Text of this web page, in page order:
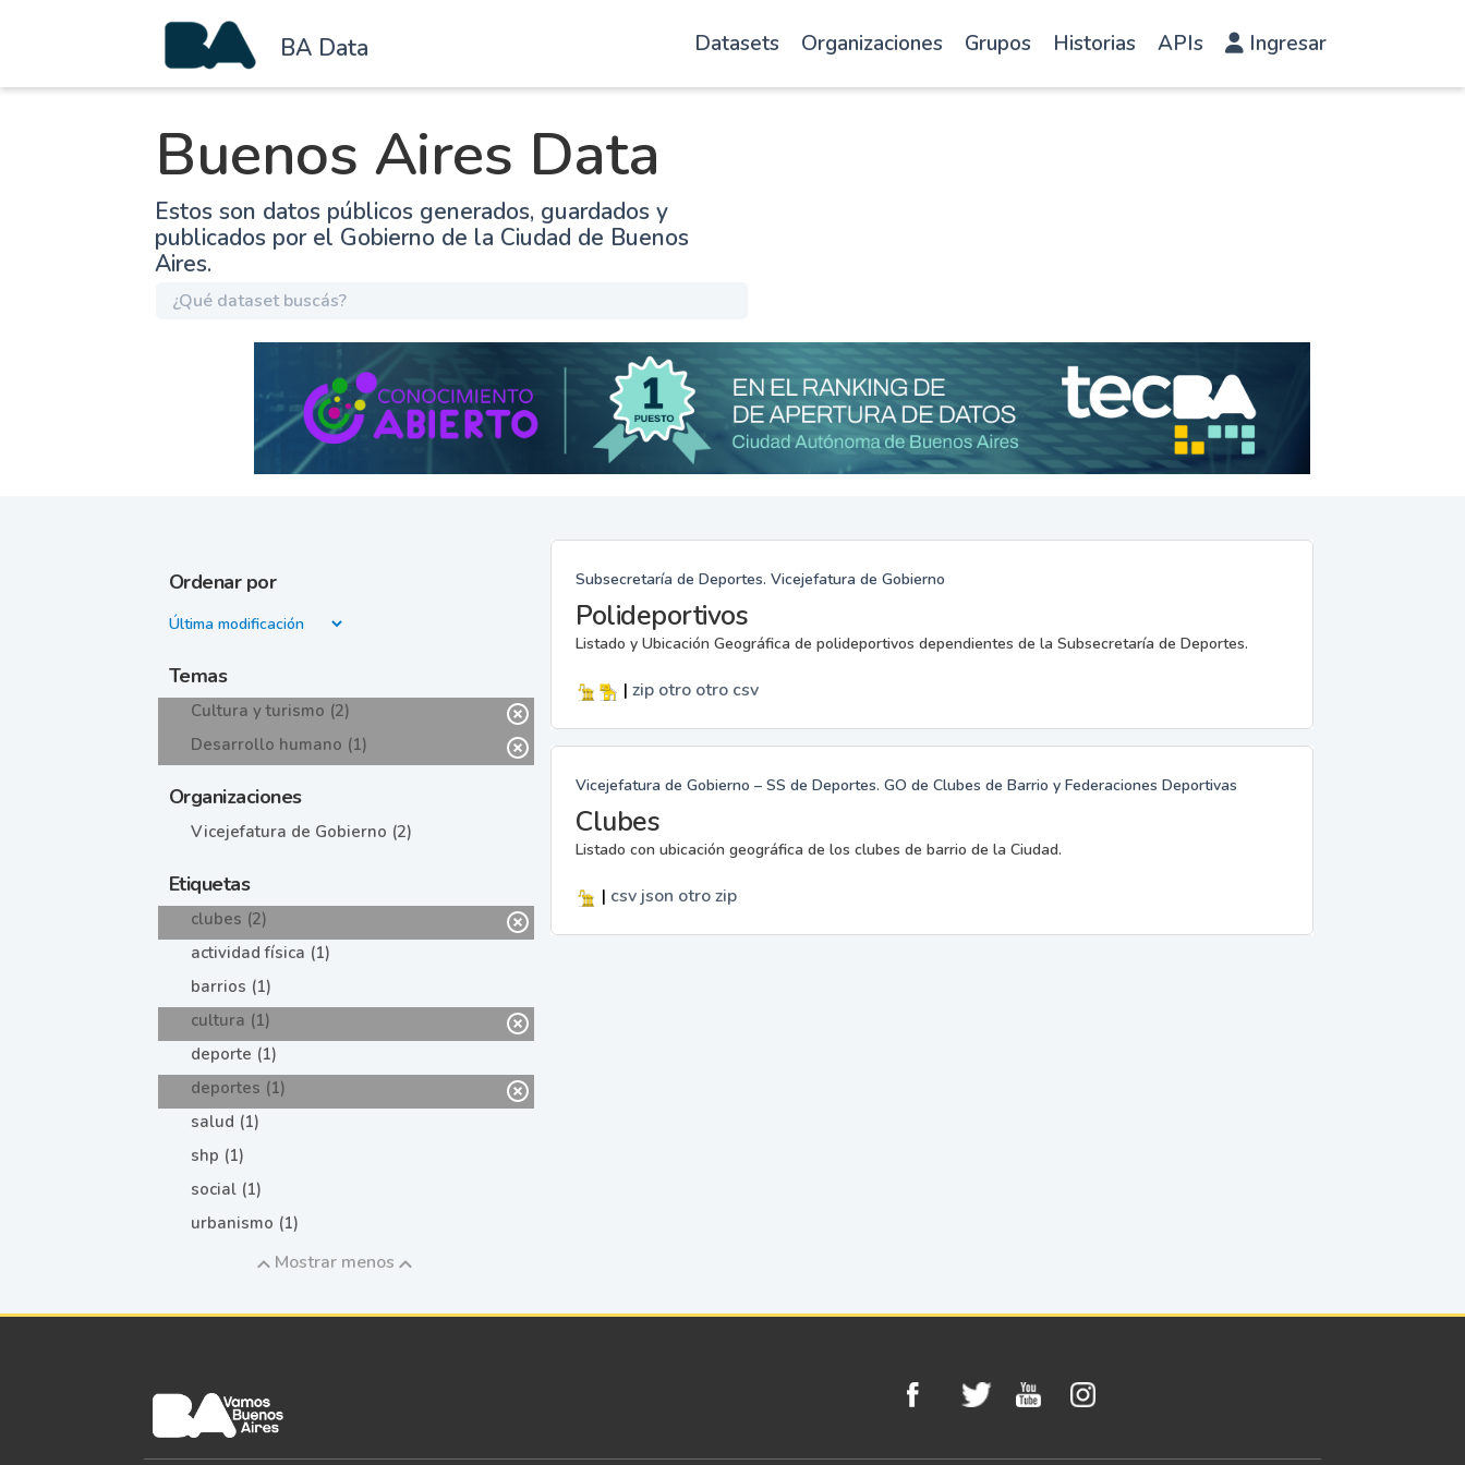
BA Data Datasets Organizaciones Grupos Historias APIs Ingresar
Buenos Aires Data
Estos son datos públicos generados, guardados y
publicados por el Gobierno de la Ciudad de Buenos
Aires.
Ordenar por
Temas
Cultura y turismo (2)
Desarrollo humano (1)
Organizaciones
Vicejefatura de Gobierno (2)
Etiquetas
clubes (2)
actividad física (1)
barrios (1)
cultura (1)
deporte (1)
deportes (1)
salud (1)
shp (1)
social (1)
urbanismo (1)
Mostrar menos
Subsecretaría de Deportes. Vicejefatura de Gobierno
Polideportivos
Listado y Ubicación Geográfica de polideportivos dependientes de la Subsecretaría de Deportes.
| zip otro otro csv
Vicejefatura de Gobierno – SS de Deportes. GO de Clubes de Barrio y Federaciones Deportivas
Clubes
Listado con ubicación geográfica de los clubes de barrio de la Ciudad.
| csvjson otrozip